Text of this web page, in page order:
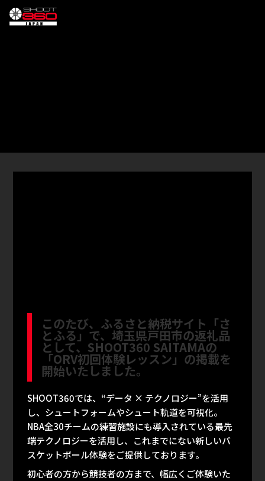
このたび、ふるさと納税サイト「さ
とふる」で、埼玉県戸田市の返礼品
として、SHOOT360 SAITAMAの
「ORV初回体験レッスン」の掲載を
開始いたしました。
SHOOT360では、“データ × テクノロジー”を活用
し、シュートフォームやシュート軌道を可視化。
NBA全30チームの練習施設にも導入されている最先
端テクノロジーを活用し、これまでにない新しいバ
スケットボール体験をご提供しております。
初心者の方から競技者の方まで、幅広くご体験いた